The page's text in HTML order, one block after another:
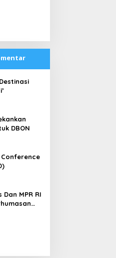
PLN Enjiniring Perluas
DBON
MPR RI
–